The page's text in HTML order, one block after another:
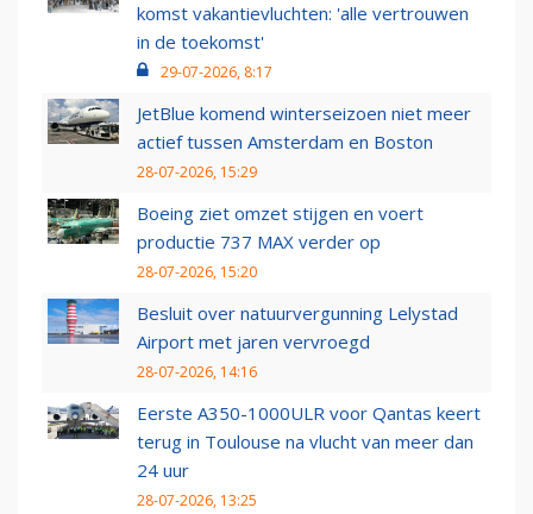
komst vakantievluchten: 'alle vertrouwen
in de toekomst'
29-07-2026, 8:17
JetBlue komend winterseizoen niet meer
actief tussen Amsterdam en Boston
28-07-2026, 15:29
Boeing ziet omzet stijgen en voert
productie 737 MAX verder op
28-07-2026, 15:20
Besluit over natuurvergunning Lelystad
Airport met jaren vervroegd
28-07-2026, 14:16
Eerste A350-1000ULR voor Qantas keert
terug in Toulouse na vlucht van meer dan
24 uur
28-07-2026, 13:25